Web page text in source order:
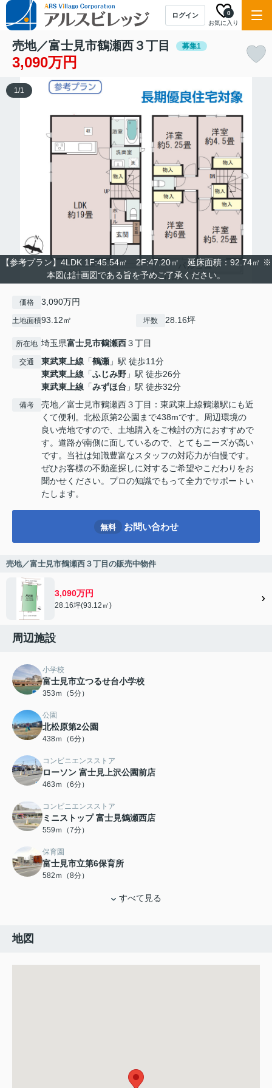
ログイン
お気に入り
0
売地／富士見市鶴瀬西３丁目 募集1
3,090万円
【参考プラン】4LDK 1F:45.54㎡ 2F:47.20㎡ 延床面積：92.74㎡ ※
本図は計画図である旨を予めご了承ください。
1/1
価格 3,090万円
土地面積93.12㎡ 坪数 28.16坪
所在地 埼玉県富士見市鶴瀬西３丁目
交通 東武東上線 「鶴瀬 」駅 徒歩11分
東武東上線 「ふじみ野 」駅 徒歩26分
東武東上線 「みずほ台 」駅 徒歩32分
備考
売地／富士見市鶴瀬西３丁目：東武東上線鶴瀬駅にも近
くて便利。北松原第2公園まで438mです。周辺環境の
良い売地ですので、土地購入をご検討の方におすすめで
す。道路が南側に面しているので、とてもニーズが高い
です。当社は知識豊富なスタッフの対応力が自慢です。
ぜひお客様の不動産探しに対するご希望やこだわりをお
聞かせください。プロの知識でもって全力でサポートい
たします。
無料 お問い合わせ
売地／富士見市鶴瀬西３丁目の販売中物件
3,090万円
28.16坪(93.12㎡)
周辺施設
小学校
富士見市立つるせ台小学校
353ｍ（5分）
公園
北松原第2公園
438ｍ（6分）
コンビニエンスストア
ローソン 富士見上沢公園前店
463ｍ（6分）
コンビニエンスストア
ミニストップ 富士見鶴瀬西店
559ｍ（7分）
保育園
富士見市立第6保育所
582ｍ（8分）
すべて見る
地図